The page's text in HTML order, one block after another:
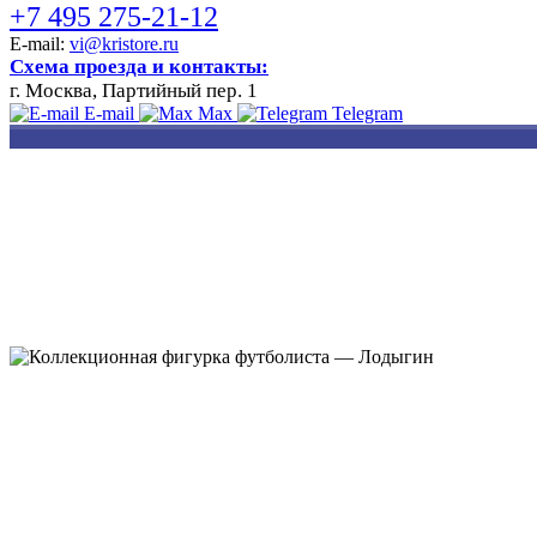
+7 495 275-21-12
E-mail: vi@kristore.ru
Схема проезда и контакты:
г. Москва, Партийный пер. 1
E-mail Max Telegram